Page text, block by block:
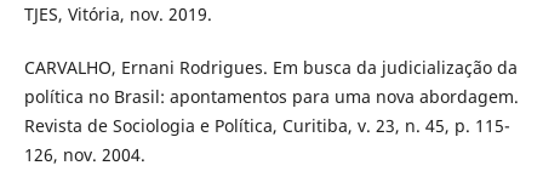
TJES, Vitória, nov. 2019.
CARVALHO, Ernani Rodrigues. Em busca da judicialização da
política no Brasil: apontamentos para uma nova abordagem.
Revista de Sociologia e Política, Curitiba, v. 23, n. 45, p. 115-
126, nov. 2004.